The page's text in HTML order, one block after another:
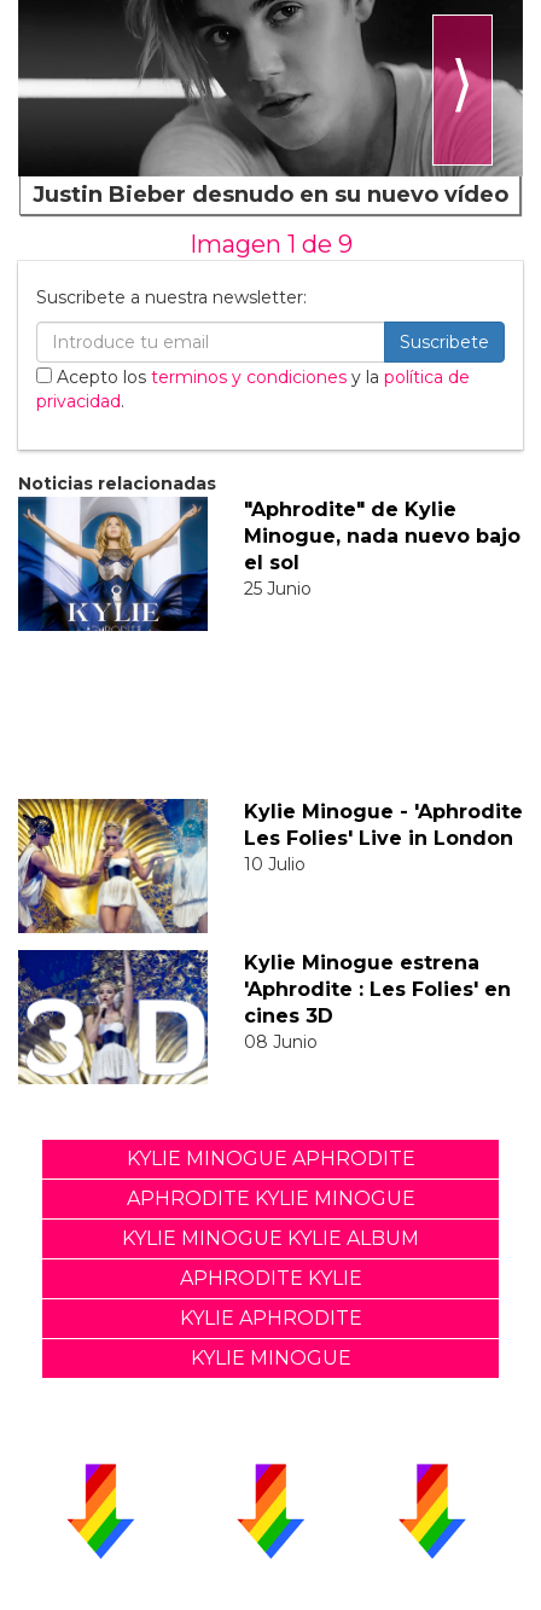
⟩
Justin Bieber desnudo en su nuevo vídeo
Imagen 1 de 9
Suscribete a nuestra newsletter:
Suscribete
Acepto los terminos y condiciones y la política de
privacidad.
Noticias relacionadas
"Aphrodite" de Kylie
Minogue, nada nuevo bajo
el sol
25 Junio
Kylie Minogue - 'Aphrodite
Les Folies' Live in London
10 Julio
Kylie Minogue estrena
'Aphrodite : Les Folies' en
cines 3D
08 Junio
KYLIE MINOGUE APHRODITE
APHRODITE KYLIE MINOGUE
KYLIE MINOGUE KYLIE ALBUM
APHRODITE KYLIE
KYLIE APHRODITE
KYLIE MINOGUE